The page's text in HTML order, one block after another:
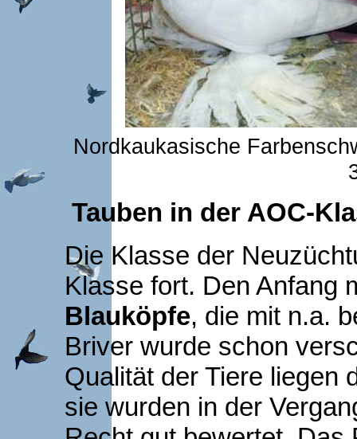
Nordkaukasische
Tauben in der AOC-
Die Klasse der
Klasse fort. Den Anfang
Blauköpfe, die mit n.a.
Briver wurde schon
Qualität der Tiere liegen
sie wurden in der